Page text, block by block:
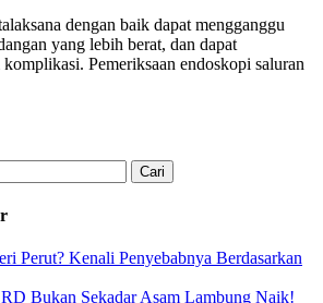
dengan baik dapat mengganggu
yang lebih berat, dan dapat
Pemeriksaan endoskopi saluran
Perut? Kenali Penyebabnya Berdasarkan
Bukan Sekadar Asam Lambung Naik!